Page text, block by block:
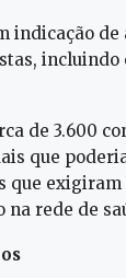
indicação
de 3.600
que
que
na rede de